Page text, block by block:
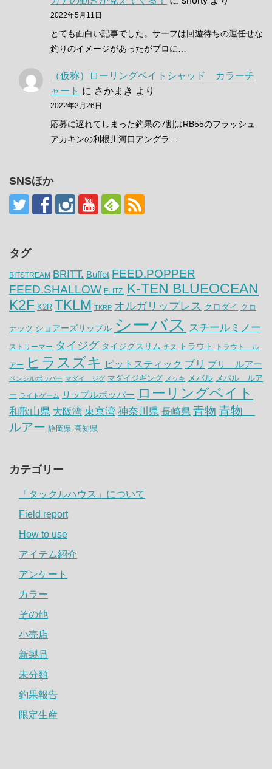
2022年5月11日
とても面白い記事でした。サーフは回遊待ちの運任せな
釣りのイメージがあったがプロに…
（仮称）ローリングベイトシャッド カラーチ
ャート に さかまき より
2022年2月26日
応募に遅れてしまった釣果の7割はRB55のフラッシュ
アカキンの利根川河口アングラ…
SNSほか
タグ
BITSTREAM BRITT. Buffet FEED.POPPER
FEED.SHALLOW FLITZ. K-TEN BLUEOCEAN
K2F K2R TKLM TKRP オルガリップレス クロダイ クロ
ナッツ ショアーズリップル シーバス スチールミノー
ストリーマー タイジグ タイジグスリム チヌ トラウト トラウト ル
アー ヒラスズキ ピットスティック ブリ ブリ ルアー
ペンシルポッパー マダイ ジグ マダイジギング メッキ メバル メバル ルア
ー ライトゲーム リップルポッパー ローリングベイト
和歌山県 大阪湾 東京湾 神奈川県 長崎県 青物 青物
ルアー 静岡県 高知県
カテゴリー
「タックルハウス」について
Field report
How to use
アイテム紹介
アンケート
カラー
その他
小売店
新製品
未分類
釣果報告
限定生産